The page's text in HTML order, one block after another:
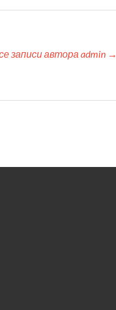
записи автора admin →